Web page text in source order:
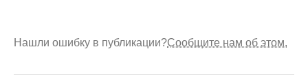
Нашли ошибку в публикации?Сообщите нам об этом.